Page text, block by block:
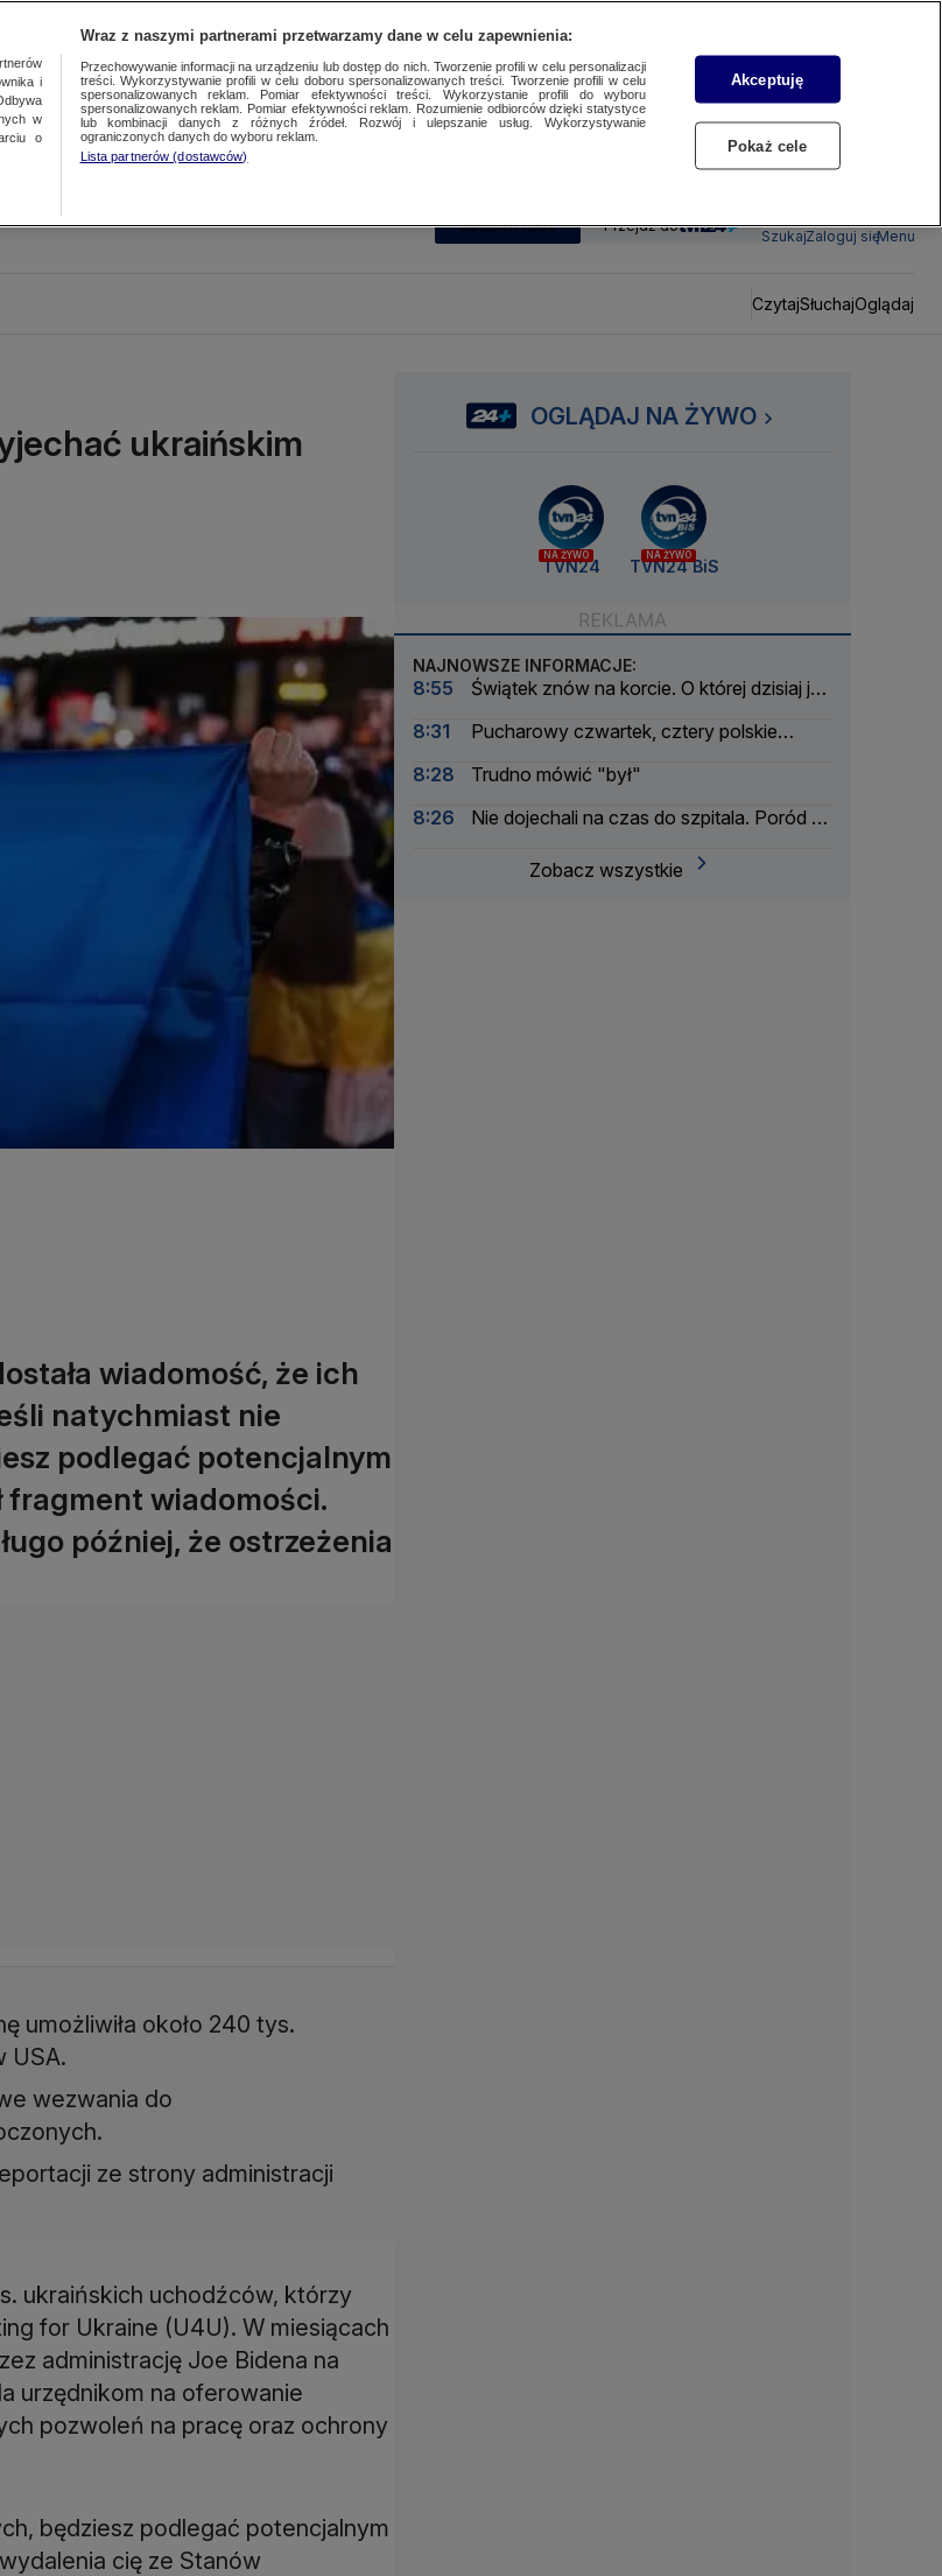
SUBSKRYBUJ Przejdź do
SzukajZaloguj sięMenu
CzytajSłuchajOglądaj
ukraińskim
wiadomość, że ich
natychmiast nie
podlegać potencjalnym
fragment wiadomości.
później, że ostrzeżenia
umożliwiła około 240 tys.
USA.
wezwania do
ze strony administracji
ukraińskich uchodźców, którzy
for Ukraine (U4U). W miesiącach
administrację Joe Bidena na
urzędnikom na oferowanie
pozwoleń na pracę oraz ochrony
będziesz podlegać potencjalnym
cię ze Stanów
OGLĄDAJ NA ŻYWO
NA ŻYWO
TVN24
NA ŻYWO
TVN24 BiS
NAJNOWSZE INFORMACJE:
8:55
Świątek znów na korcie. O której dzisiaj jej
8:31
Pucharowy czwartek, cztery polskie
8:28
Trudno mówić "był"
8:26
Nie dojechali na czas do szpitala. Poród na
Zobacz wszystkie
i
w
o
Wraz z naszymi partnerami przetwarzamy dane w celu zapewnienia:
Przechowywanie informacji na urządzeniu lub dostęp do nich. Tworzenie profili w celu personalizacji
treści. Wykorzystywanie profili w celu doboru spersonalizowanych treści. Tworzenie profili w celu
spersonalizowanych reklam. Pomiar efektywności treści. Wykorzystanie profili do wyboru
spersonalizowanych reklam. Pomiar efektywności reklam. Rozumienie odbiorców dzięki statystyce
lub kombinacji danych z różnych źródeł. Rozwój i ulepszanie usług. Wykorzystywanie
ograniczonych danych do wyboru reklam.
Lista partnerów (dostawców)
Akceptuję
Pokaż cele